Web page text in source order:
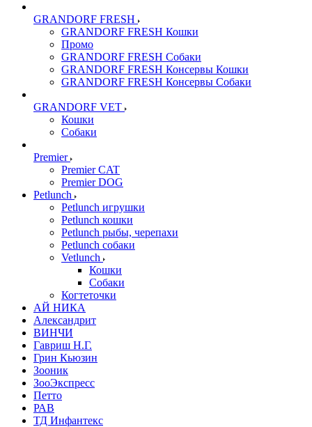
GRANDORF FRESH
GRANDORF FRESH Кошки
Промо
GRANDORF FRESH Собаки
GRANDORF FRESH Консервы Кошки
GRANDORF FRESH Консервы Собаки
GRANDORF VET
Кошки
Собаки
Premier
Premier CAT
Premier DOG
Petlunch
Petlunch игрушки
Petlunch кошки
Petlunch рыбы, черепахи
Petlunch собаки
Vetlunch
Кошки
Собаки
Когтеточки
АЙ НИКА
Александрит
ВИНЧИ
Гавриш Н.Г.
Грин Кьюзин
Зооник
ЗооЭкспресс
Петто
РАВ
ТД Инфантекс